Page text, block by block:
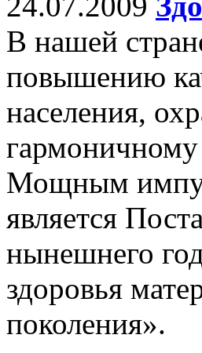
В нашей
повышению
населения,
Мощным
является
нынешнего
здоровья
поколения».